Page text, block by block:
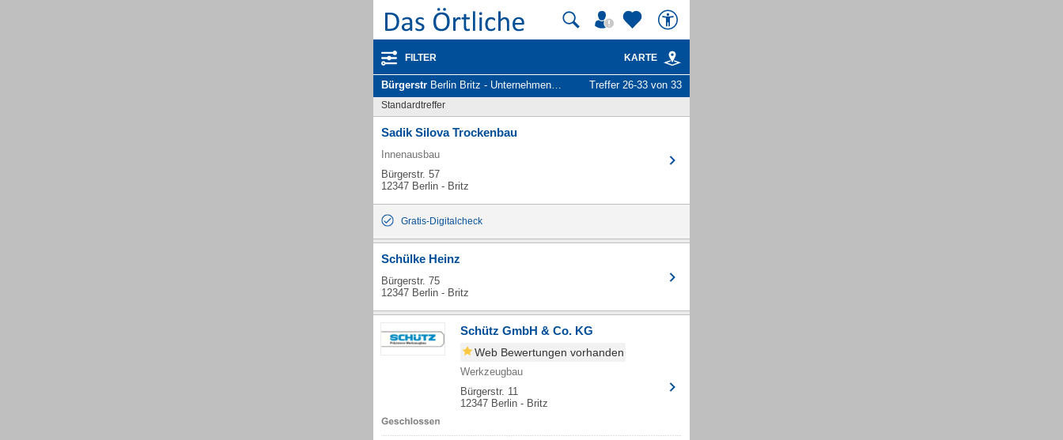
FILTER KARTE
Bürgerstr Berlin Britz - Unternehmen und Personen Treffer 26-33 von 33
Standardtreffer
Sadik Silova Trockenbau
Innenausbau
Bürgerstr. 57
12347 Berlin - Britz
Gratis-Digitalcheck
Schülke Heinz
Bürgerstr. 75
12347 Berlin - Britz
Schütz GmbH & Co. KG
Web Bewertungen vorhanden
Werkzeugbau
Bürgerstr. 11
12347 Berlin - Britz